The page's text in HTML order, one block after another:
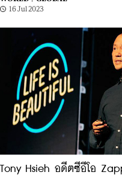
16 Jul 2023
Tony Hsieh อดีตซีอีโอ